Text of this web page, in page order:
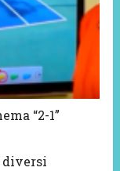
“2-1”
diversi